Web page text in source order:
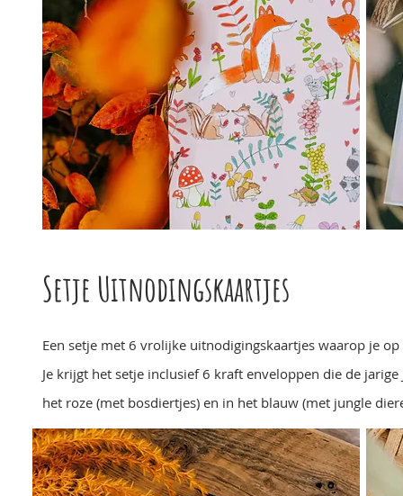
Setje Uitnodingskaartjes
Een setje met 6 vrolijke uitnodigingskaartjes waarop je
Je krijgt het setje inclusief 6 kraft enveloppen die de
het roze (met bosdiertjes) en in het blauw (met jungle